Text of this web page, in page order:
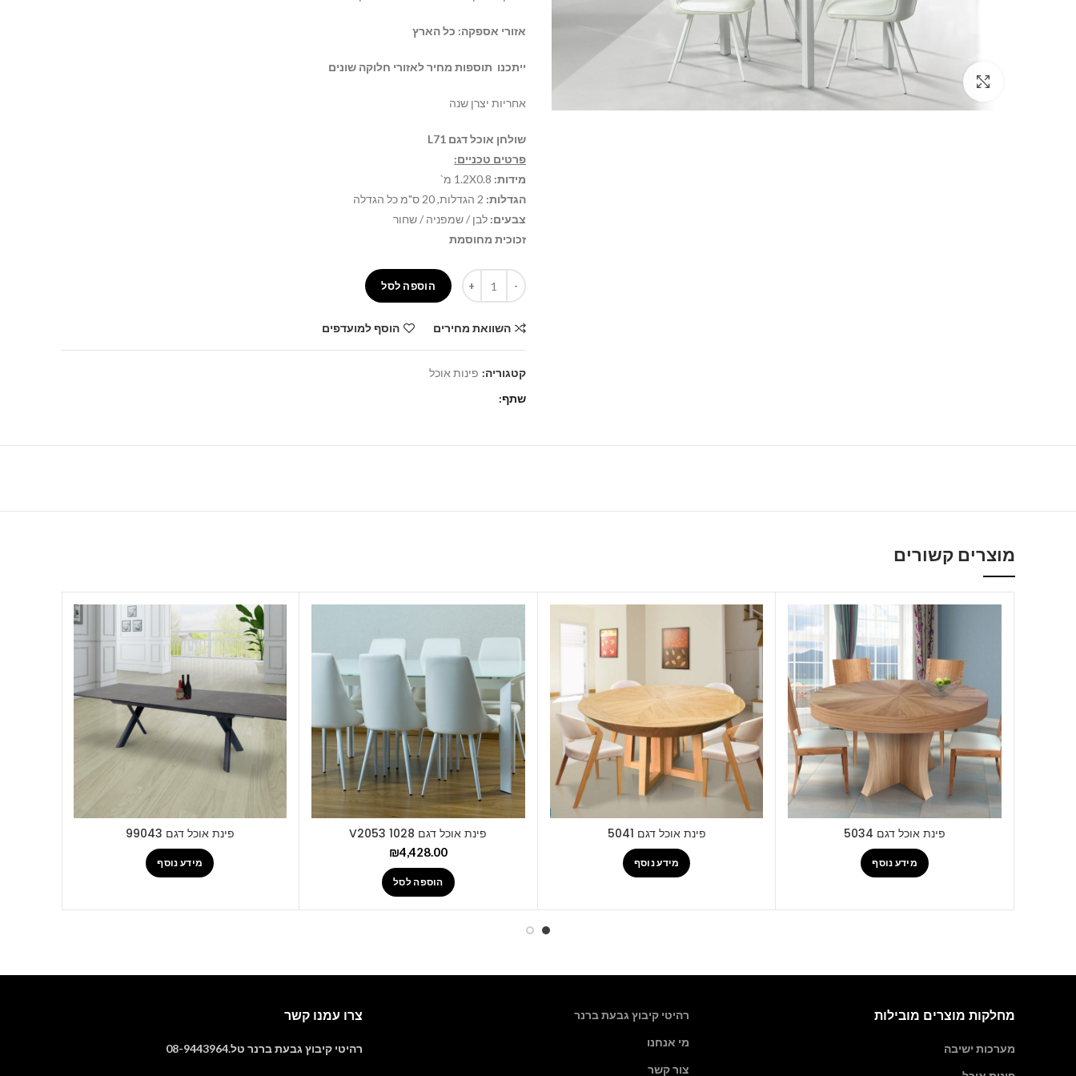
Click to enlarge
אזורי אספקה: כל הארץ
ייתכנו תוספות מחיר לאזורי חלוקה שונים
אחריות יצרן שנה
שולחן אוכל דגם L71
פרטים טכניים:
מידות: 1.2X0.8 מ`
הגדלות: 2 הגדלות, 20 ס"מ כל הגדלה
צבעים: לבן / שמפניה / שחור
זכוכית מחוסמת
כמות
הוספה לסל
השוואת מחירים הוסף למועדפים
קטגוריה: פינות אוכל
שתף
מוצרים קשורים
פינת אוכל דגם 5034
מידע נוסף
פינת אוכל דגם 5041
מידע נוסף
פינת אוכל דגם V2053 1028
₪4,428.00
הוספה לסל
פינת אוכל דגם 99043
מידע נוסף
מחלקות מוצרים מובילות
מערכות ישיבה
רהיטי קיבוץ גבעת ברנר
מי אנחנו
צור קשר
צרו עמנו קשר
רהיטי קיבוץ גבעת ברנר טל.08-9443964